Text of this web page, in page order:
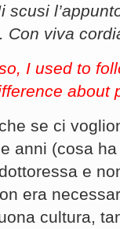
scusi
viva
I used to
about
se ci
anni (cosa ha
e
era
cultura,